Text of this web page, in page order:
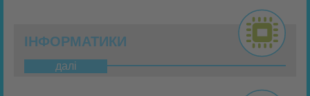
ІНФОРМАТИКИ
далі